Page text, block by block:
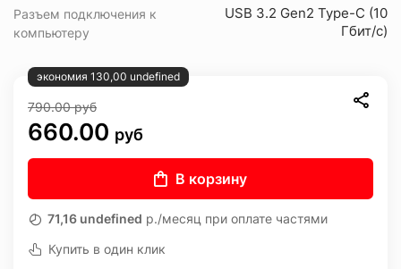
Разъем подключения к
компьютеру
USB 3.2 Gen2 Type-C (10
Гбит/с)
экономия 130,00 undefined
790.00руб
660.00 руб
В корзину
71,16 undefined р./месяц при оплате частями
Купить в один клик